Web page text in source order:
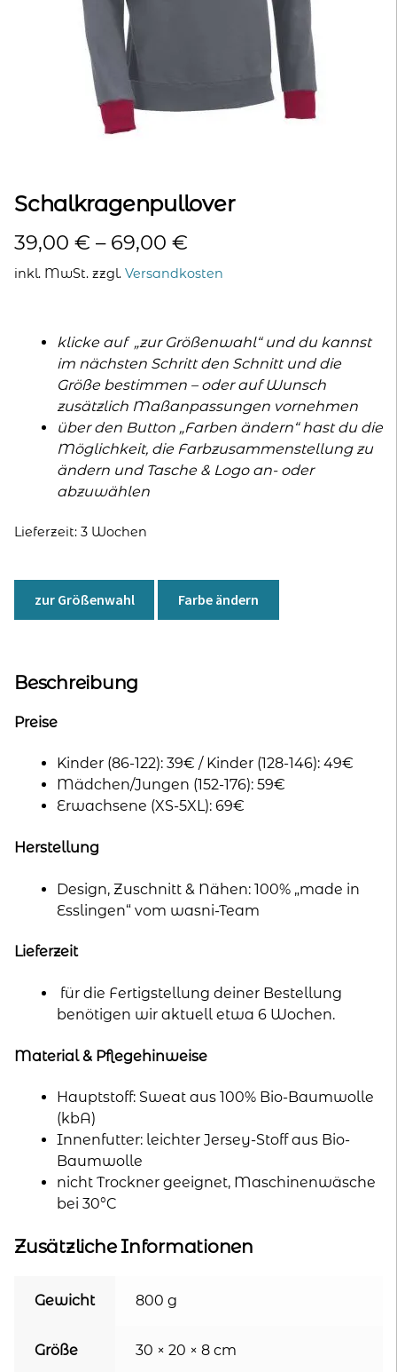
Schalkragenpullover
39,00 € – 69,00 €
inkl. MwSt. zzgl. Versandkosten
klicke auf „zur Größenwahl“ und du kannst
im nächsten Schritt den Schnitt und die
Größe bestimmen – oder auf Wunsch
zusätzlich Maßanpassungen vornehmen
über den Button „Farben ändern“ hast du die
Möglichkeit, die Farbzusammenstellung zu
ändern und Tasche & Logo an- oder
abzuwählen
Lieferzeit: 3 Wochen
zur Größenwahl Farbe ändern
Beschreibung
Preise
Kinder (86-122): 39€ / Kinder (128-146): 49€
Mädchen/Jungen (152-176): 59€
Erwachsene (XS-5XL): 69€
Herstellung
Design, Zuschnitt & Nähen: 100% „made in
Esslingen“ vom wasni-Team
Lieferzeit
für die Fertigstellung deiner Bestellung
benötigen wir aktuell etwa 6 Wochen.
Material & Pflegehinweise
Hauptstoff: Sweat aus 100% Bio-Baumwolle
(kbA)
Innenfutter: leichter Jersey-Stoff aus Bio-
Baumwolle
nicht Trockner geeignet, Maschinenwäsche
bei 30°C
Zusätzliche Informationen
Gewicht 800 g
Größe 30 × 20 × 8 cm